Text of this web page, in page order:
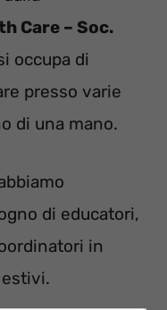
Care – Soc.
occupa di
presso varie
di una mano.
di educatori,
in